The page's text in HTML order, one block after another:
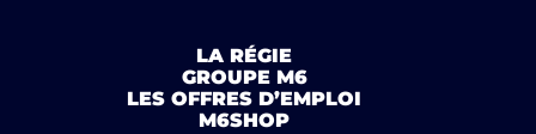
LA RÉGIE
GROUPE M6
LES OFFRES D’EMPLOI
M6SHOP